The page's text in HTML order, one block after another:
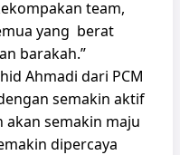
team,
yang berat
barakah.”
Ahmadi dari PCM
semakin aktif
akan semakin maju
dipercaya